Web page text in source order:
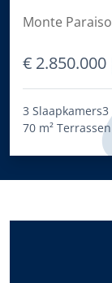
inrichting
Monte
€ 2.850.000
3 Slaapkamers3
70 m² Terrassen